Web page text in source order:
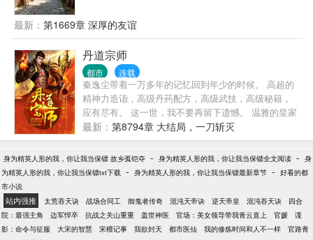
四合院？ 打工是不可能打工。 人生最好的选择当然是
傍富婆
最新： 第1669章 深厚的友谊
丹道宗师
都市 连载
秦逸尘带着一万多年的记忆回到年少的时候。 高超的
精神力造诣，高级丹药配方，高级武技，高级秘籍，
应有尽有。 这一世，我不要再留下遗憾。 温雅的皇家
公主，刁蛮任性的魔女，圣洁冰冷的神女，一一与他
发生交集。 各位书友要是觉得《丹道宗师》还不错的
话请不要忘记向您QQ群和微博里的朋友推荐哦！
最新： 第8794章 大结局，一刀斩灭
身为精英人形的我，你让我当保镖 故乡孤铠夺 - 身为精英人形的我，你让我当保镖全文阅读 - 身
为精英人形的我，你让我当保镖txt下载 - 身为精英人形的我，你让我当保镖最新章节 - 好看的都
市小说
站内强推 太荒吞天诀 战场合同工 御鬼者传奇 混沌天帝诀 逆天帝皇 混沌吞天诀
四合
院：最强主角
边军悍卒 抗战之关山重重 盖世神医 官场：美女领导带我青云直上 官媛
谍
影：命令与征服
大宋的智慧 宋檀记事 我欲封天 都市医仙 我的修炼时间和人不一样
官路青